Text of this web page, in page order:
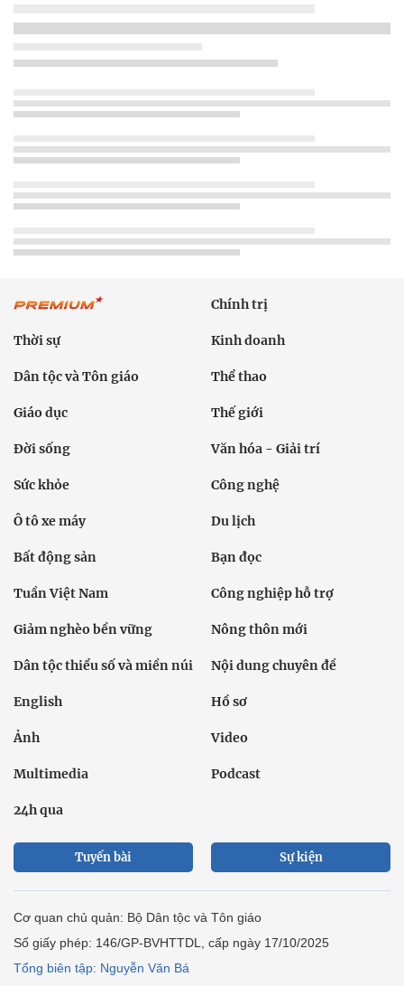
Chính trị
Thời sự Kinh doanh
Dân tộc và Tôn giáo Thể thao
Giáo dục Thế giới
Đời sống Văn hóa - Giải trí
Sức khỏe Công nghệ
Ô tô xe máy Du lịch
Bất động sản Bạn đọc
Tuần Việt Nam Công nghiệp hỗ trợ
Giảm nghèo bền vững Nông thôn mới
Dân tộc thiểu số và miền núi Nội dung chuyên đề
English Hồ sơ
Ảnh Video
Multimedia Podcast
24h qua
Tuyến bài Sự kiện
Cơ quan chủ quản: Bộ Dân tộc và Tôn giáo
Số giấy phép: 146/GP-BVHTTDL, cấp ngày 17/10/2025
Tổng biên tập: Nguyễn Văn Bá